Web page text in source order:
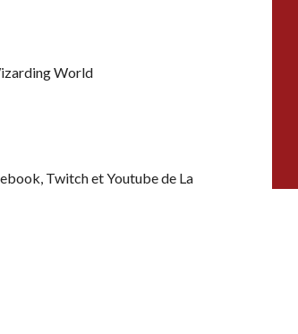
World
Twitch et Youtube de La